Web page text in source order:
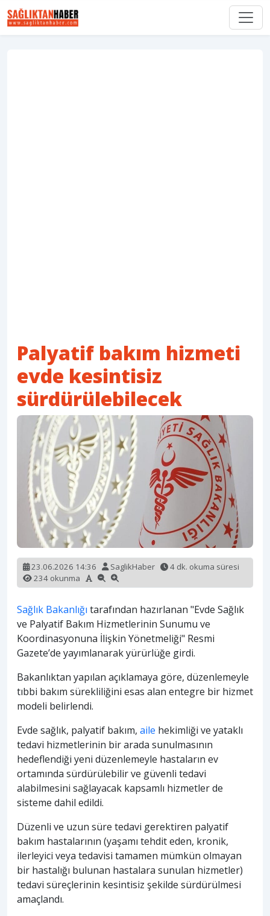
Palyatif bakım hizmeti
evde kesintisiz
sürdürülebilecek
23.06.2026 14:36 SaglikHaber
4 dk. okuma süresi
234 okunma
Sağlık Bakanlığı tarafından hazırlanan "Evde Sağlık
ve Palyatif Bakım Hizmetlerinin Sunumu ve
Koordinasyonuna İlişkin Yönetmeliği" Resmi
Gazete’de yayımlanarak yürürlüğe girdi.
Bakanlıktan yapılan açıklamaya göre, düzenlemeyle
tıbbi bakım sürekliliğini esas alan entegre bir hizmet
modeli belirlendi.
Evde sağlık, palyatif bakım, aile hekimliği ve yataklı
tedavi hizmetlerinin bir arada sunulmasının
hedeflendiği yeni düzenlemeyle hastaların ev
ortamında sürdürülebilir ve güvenli tedavi
alabilmesini sağlayacak kapsamlı hizmetler de
sisteme dahil edildi.
Düzenli ve uzun süre tedavi gerektiren palyatif
bakım hastalarının (yaşamı tehdit eden, kronik,
ilerleyici veya tedavisi tamamen mümkün olmayan
bir hastalığı bulunan hastalara sunulan hizmetler)
tedavi süreçlerinin kesintisiz şekilde sürdürülmesi
amaçlandı.